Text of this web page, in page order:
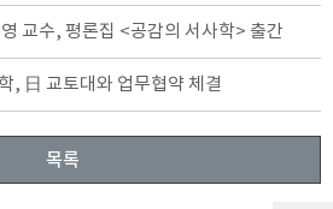
교수, 평론집 <공감의 서사학> 출간
, 日 교토대와 업무협약 체결
목록